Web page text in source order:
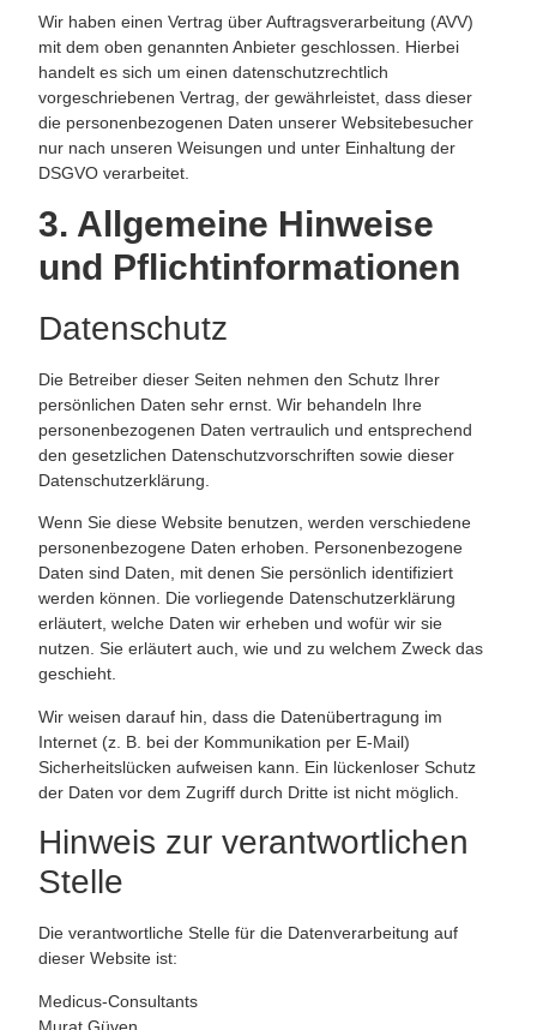
Wir haben einen Vertrag über Auftragsverarbeitung (AVV)
mit dem oben genannten Anbieter geschlossen. Hierbei
handelt es sich um einen datenschutzrechtlich
vorgeschriebenen Vertrag, der gewährleistet, dass dieser
die personenbezogenen Daten unserer Websitebesucher
nur nach unseren Weisungen und unter Einhaltung der
DSGVO verarbeitet.
3. Allgemeine Hinweise
und Pflicht­informationen
Datenschutz
Die Betreiber dieser Seiten nehmen den Schutz Ihrer
persönlichen Daten sehr ernst. Wir behandeln Ihre
personenbezogenen Daten vertraulich und entsprechend
den gesetzlichen Datenschutzvorschriften sowie dieser
Datenschutzerklärung.
Wenn Sie diese Website benutzen, werden verschiedene
personenbezogene Daten erhoben. Personenbezogene
Daten sind Daten, mit denen Sie persönlich identifiziert
werden können. Die vorliegende Datenschutzerklärung
erläutert, welche Daten wir erheben und wofür wir sie
nutzen. Sie erläutert auch, wie und zu welchem Zweck das
geschieht.
Wir weisen darauf hin, dass die Datenübertragung im
Internet (z. B. bei der Kommunikation per E-Mail)
Sicherheitslücken aufweisen kann. Ein lückenloser Schutz
der Daten vor dem Zugriff durch Dritte ist nicht möglich.
Hinweis zur verantwortlichen
Stelle
Die verantwortliche Stelle für die Datenverarbeitung auf
dieser Website ist:
Medicus-Consultants
Murat Güven